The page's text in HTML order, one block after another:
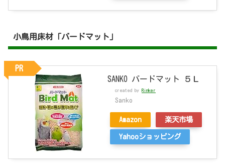
小鳥用床材「バードマット」
SANKO バードマット ５Ｌ
created by Rinker
Sanko
Amazon 楽天市場
Yahooショッピング
PR